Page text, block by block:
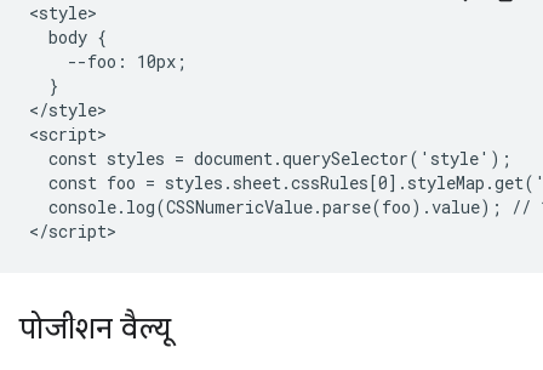
<style>
  body {
    --foo: 10px;
  }
</style>
<script>
  const styles = document.querySelector('style');
const foo =
console.log(CSSNumericValue.parse(foo).value); //
पोजीशन वैल्यू